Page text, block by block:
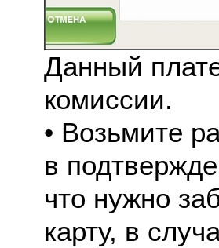
Данный
комиссии.
• Возьмите
в
что нужно
карту, в